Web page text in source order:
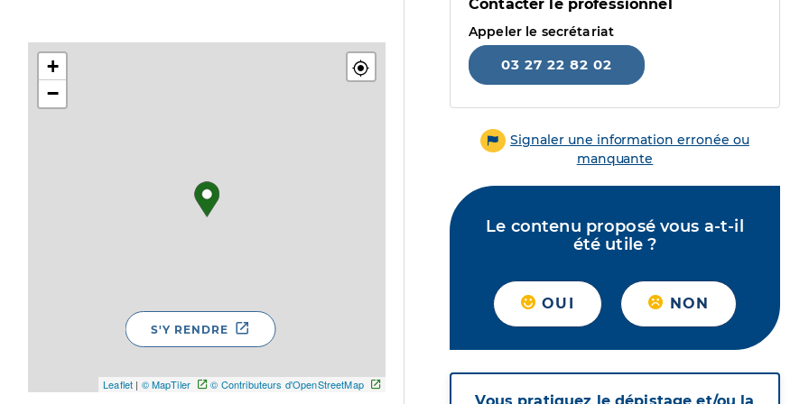
+
−
Leaflet | © MapTiler © Contributeurs d'OpenStreetMap
S'Y RENDRE
Contacter le professionnel
Appeler le secrétariat
03 27 22 82 02
Signaler une information erronée ou
manquante
Le contenu proposé vous a-t-il
été utile ?
OUI NON